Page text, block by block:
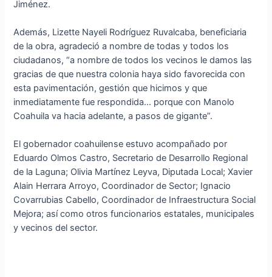
Jiménez.
Además, Lizette Nayeli Rodríguez Ruvalcaba, beneficiaria
de la obra, agradeció a nombre de todas y todos los
ciudadanos, “a nombre de todos los vecinos le damos las
gracias de que nuestra colonia haya sido favorecida con
esta pavimentación, gestión que hicimos y que
inmediatamente fue respondida… porque con Manolo
Coahuila va hacia adelante, a pasos de gigante”.
El gobernador coahuilense estuvo acompañado por
Eduardo Olmos Castro, Secretario de Desarrollo Regional
de la Laguna; Olivia Martínez Leyva, Diputada Local; Xavier
Alain Herrara Arroyo, Coordinador de Sector; Ignacio
Covarrubias Cabello, Coordinador de Infraestructura Social
Mejora; así como otros funcionarios estatales, municipales
y vecinos del sector.